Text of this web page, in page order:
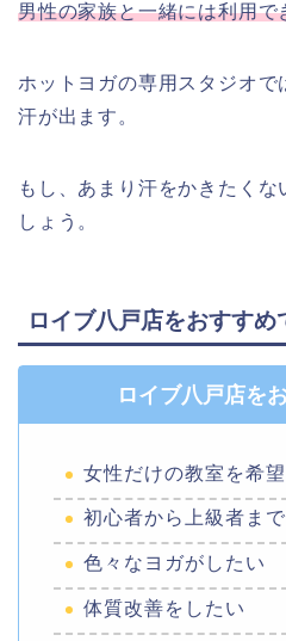
男性の家族と一緒には利用で
ホットヨガの専用スタジオで
汗が出ます。
もし、あまり汗をかきたく
しょう。
ロイブ八戸店をおすすめ
ロイブ八戸店を
女性だけの教室を希望
初心者から上級者まで
色々なヨガがしたい
体質改善をしたい